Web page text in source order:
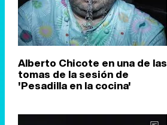
Alberto Chicote en una de las
tomas de la sesión de
'Pesadilla en la cocina'